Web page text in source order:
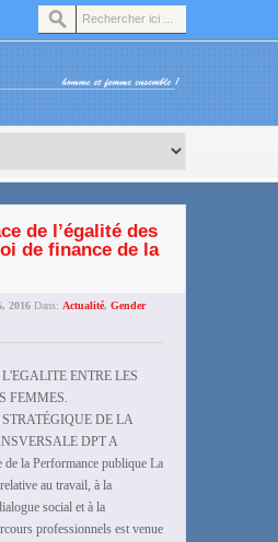
de l’égalité des
de finance de la
2016 Dans: Actualité, Gender
ENTRE LES
FEMMES.
DE LA
DPT A
de la Performance publique La
au travail, à la
social et à la
professionnels est venue